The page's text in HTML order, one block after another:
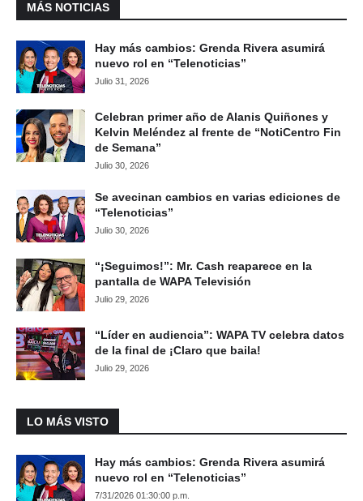
MÁS NOTICIAS
Hay más cambios: Grenda Rivera asumirá
nuevo rol en “Telenoticias”
Julio 31, 2026
Celebran primer año de Alanis Quiñones y
Kelvin Meléndez al frente de “NotiCentro Fin
de Semana”
Julio 30, 2026
Se avecinan cambios en varias ediciones de
“Telenoticias”
Julio 30, 2026
“¡Seguimos!”: Mr. Cash reaparece en la
pantalla de WAPA Televisión
Julio 29, 2026
“Líder en audiencia”: WAPA TV celebra datos
de la final de ¡Claro que baila!
Julio 29, 2026
LO MÁS VISTO
Hay más cambios: Grenda Rivera asumirá
nuevo rol en “Telenoticias”
7/31/2026 01:30:00 p.m.